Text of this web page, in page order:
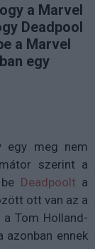
a Marvel
Deadpool
a Marvel
egy
egy meg nem
szerint a
Deadpoolt a
ott van az a
Tom Holland-
azonban ennek